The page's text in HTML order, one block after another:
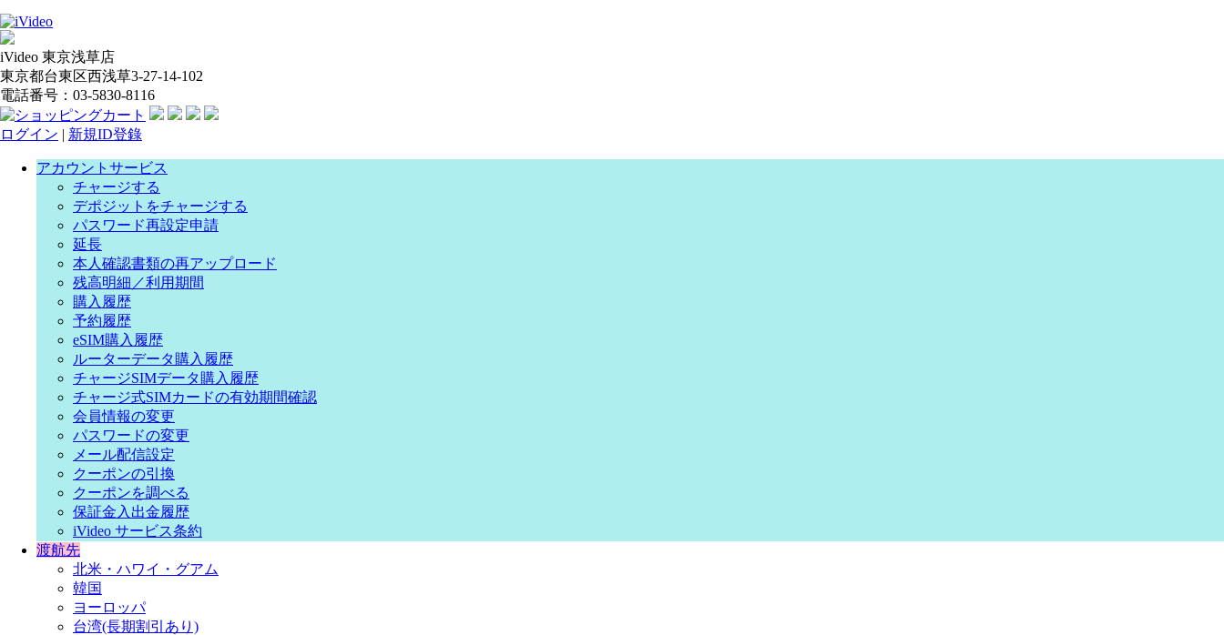
iVideo 東京浅草店
東京都台東区西浅草3-27-14-102
電話番号：03-5830-8116
ログイン | 新規ID登錄
アカウントサービス
チャージする
デポジットをチャージする
パスワード再設定申請
延長
本人確認書類の再アップロード
残高明細／利用期間
購入履歴
予約履歴
eSIM購入履歴
ルーターデータ購入履歴
チャージSIMデータ購入履歴
チャージ式SIMカードの有効期間確認
会員情報の変更
パスワードの変更
メール配信設定
クーポンの引換
クーポンを調べる
保証金入出金履歴
iVideo サービス条約
渡航先
北米・ハワイ・グアム
韓国
ヨーロッパ
台湾(長期割引あり)